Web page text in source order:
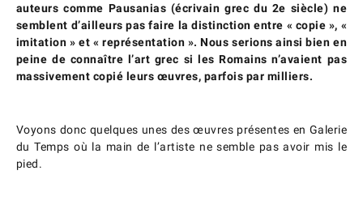
auteurs comme Pausanias (écrivain grec du 2e siècle) ne
semblent d’ailleurs pas faire la distinction entre « copie », «
imitation » et « représentation ».Nous serions ainsi bien en
peine de connaître l’art grec si les Romains n’avaient pas
massivement copié leurs œuvres, parfois par milliers.
Voyons donc quelques unes des œuvres présentes en Galerie
du Temps où la main de l’artiste ne semble pas avoir mis le
pied.